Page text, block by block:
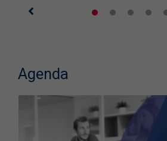
Agenda